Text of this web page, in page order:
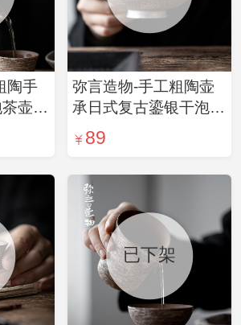
陶手
壶带
茶具
弥言造物-手工粗陶壶
承日式复古鎏银干泡盘
家用茶台盖碗茶壶垫茶
道配件
89
已下架